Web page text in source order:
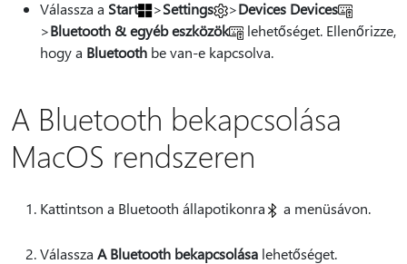
Válassza a Start >Settings >Devices Devices
>Bluetooth & egyéb eszközök
lehetőséget. Ellenőrizze,
hogy a Bluetooth be van-e kapcsolva.
A Bluetooth bekapcsolása
MacOS rendszeren
Kattintson a Bluetooth állapotikonra a menüsávon.
Válassza A Bluetooth bekapcsolása lehetőséget.